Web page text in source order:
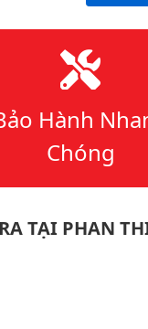
Hành
Chóng
TẠI PHAN